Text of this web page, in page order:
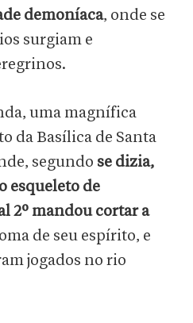
demoníaca, onde se
surgiam e
uma magnífica
da Basílica de Santa
segundo se dizia,
esqueleto de
2º mandou cortar a
de seu espírito, e
jogados no rio